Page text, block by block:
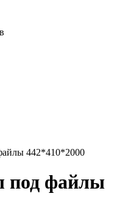
442*410*2000
под файлы